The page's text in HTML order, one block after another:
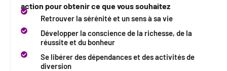
action pour obtenir ce que vous souhaitez
Retrouver la sérénité et un sens à sa vie
Développer la conscience de la richesse, de la
réussite et du bonheur
Se libérer des dépendances et des activités de
diversion